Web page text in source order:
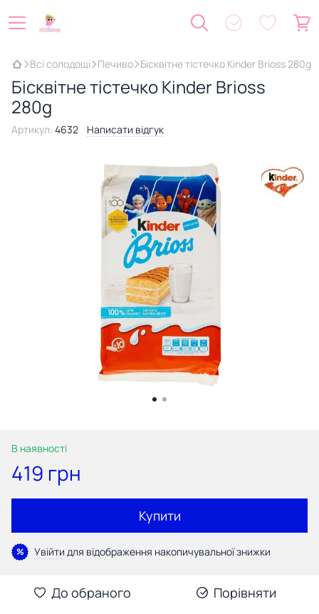
Всі солодощі Печиво Бісквітне тістечко Kinder Brioss 280g
Бісквітне тістечко Kinder Brioss
280g
Артикул: 4632 Написати відгук
В наявності
419 грн
Купити
% Увійти для відображення накопичувальної знижки
До обраного Порівняти